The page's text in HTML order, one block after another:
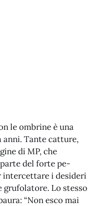
le ombrine è una
anni. Tante catture,
di MP, che
del forte pe-
intercettare i desideri
grufolatore. Lo stesso
“Non esco mai